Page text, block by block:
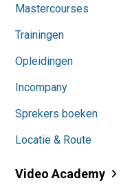
Mastercourses
Trainingen
Opleidingen
Incompany
Sprekers boeken
Locatie & Route
Video Academy